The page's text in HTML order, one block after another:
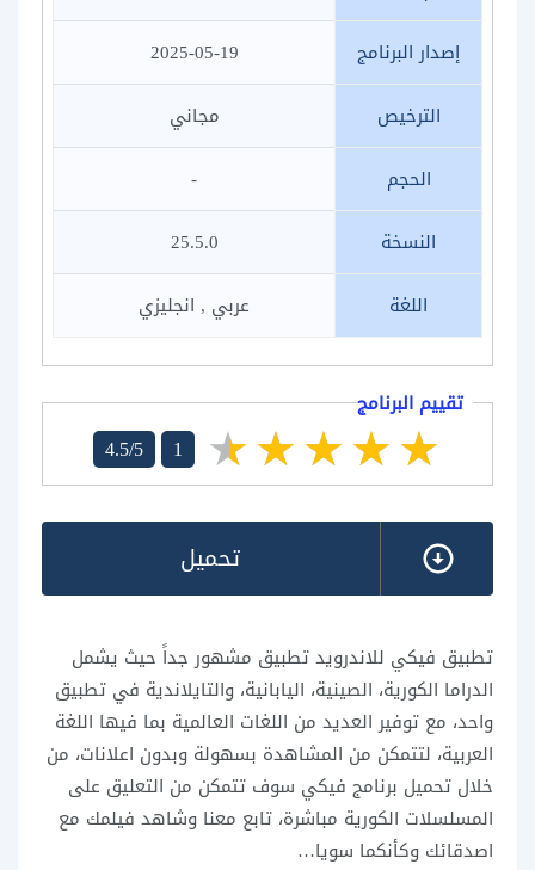
إصدار البرنامج
2025-05-19
الترخيص
مجاني
الحجم
-
النسخة
25.5.0
اللغة
عربي , انجليزي
تقييم البرنامج
4.5/5 1
تحميل
تطبيق فيكي للاندرويد تطبيق مشهور جداً حيث يشمل
الدراما الكورية، الصينية، اليابانية، والتايلاندية في تطبيق
واحد، مع توفير العديد من اللغات العالمية بما فيها اللغة
العربية، لتتمكن من المشاهدة بسهولة وبدون اعلانات، من
خلال تحميل برنامج فيكي سوف تتمكن من التعليق على
المسلسلات الكورية مباشرة، تابع معنا وشاهد فيلمك مع
اصدقائك وكأنكما سويا…